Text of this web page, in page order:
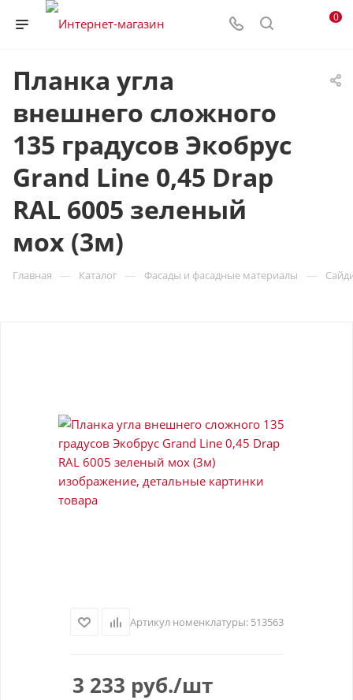
0
Планка угла
внешнего сложного
135 градусов Экобрус
Grand Line 0,45 Drap
RAL 6005 зеленый
мох (3м)
Главная — Каталог — Фасады и фасадные материалы —
Артикул номенклатуры: 513563
3 233 руб./шт